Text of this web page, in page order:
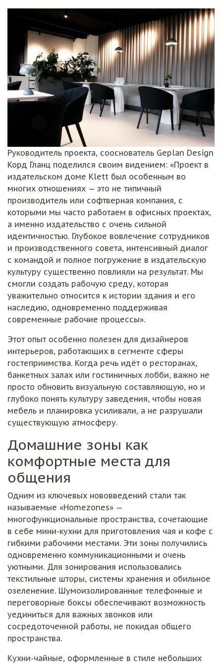
Руководитель проекта, сооснователь Geplan Design
Корд Гланц поделился своим видением: «Проект в
издательском доме Klett был особенным во
многих отношениях — это не типичный
производитель или софтверная компания, с
которыми мы часто работаем в офисных проектах,
а именно издательство с очень сильной
идентичностью. Глубокое вовлечение сотрудников
и производственного совета, интенсивный диалог
с командой и полное погружение в издательскую
культуру существенно повлияли на результат. Мы
смогли создать рабочую среду, которая
уважительно относится к истории здания и его
наследию, одновременно поддерживая
современные рабочие процессы».
Этот опыт особенно полезен для дизайнеров
интерьеров, работающих в сегменте сферы
гостеприимства. Когда речь идёт о ресторанах,
банкетных залах или гостиничных лобби, важно не
просто обновить визуальную составляющую, но и
глубоко понять культуру заведения, чтобы новая
мебель и планировка усиливали, а не разрушали
существующую атмосферу.
Домашние зоны как
комфортные места для
общения
Одним из ключевых нововведений стали так
называемые «Homezones» —
многофункциональные пространства, сочетающие
в себе мини-кухни для приготовления чая и кофе с
гибкими рабочими местами. Эти зоны получились
одновременно коммуникационными и очень
уютными. Для зонирования использовались
текстильные шторы, системы хранения и обильное
озеленение. Шумоизолированные телефонные и
переговорные боксы обеспечивают возможность
уединиться для важных звонков или
сосредоточенной работы, не покидая общего
пространства.
Кухни-чайные, оформленные в стиле небольших